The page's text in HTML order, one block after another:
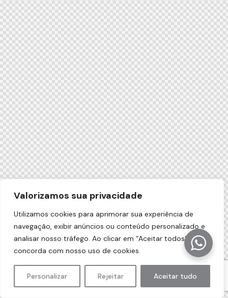
Valorizamos sua privacidade
Utilizamos cookies para aprimorar sua experiência de
navegação, exibir anúncios ou conteúdo personalizado e
analisar nosso tráfego. Ao clicar em “Aceitar todos”, você
concorda com nosso uso de cookies.
Personalizar Rejeitar Aceitar tudo